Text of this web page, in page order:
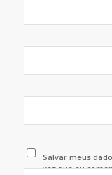
Salvar meus
vez que eu